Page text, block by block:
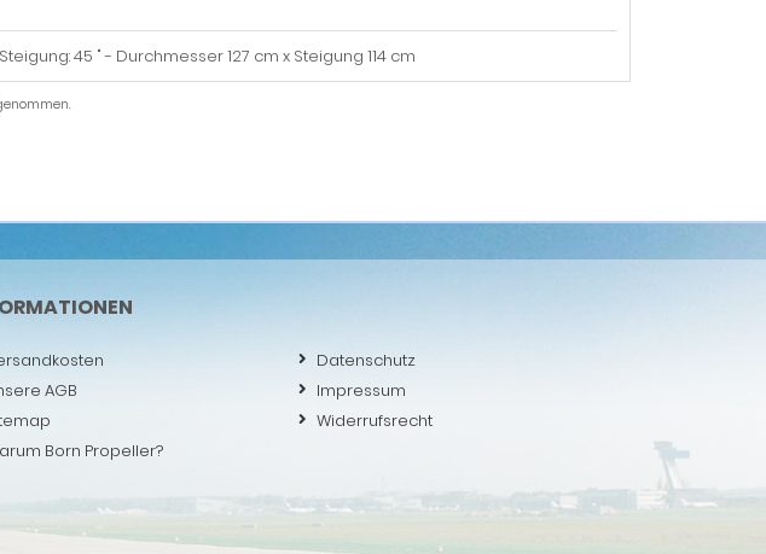
45 " - Durchmesser 127 cm x Steigung 114 cm
Datenschutz
AGB
Impressum
Widerrufsrecht
Born Propeller?